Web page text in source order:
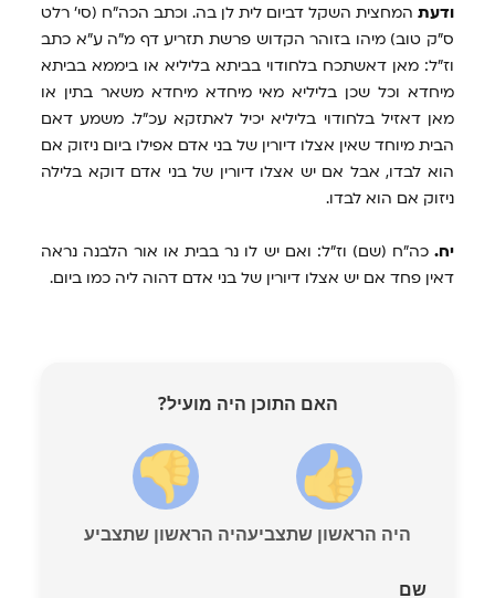
ודעת המחצית השקל דביום לית לן בה. וכתב הכה"ח (סי' רלט
ס"ק טוב) מיהו בזוהר הקדוש פרשת תזריע דף מ"ה ע"א כתב
וז"ל: מאן דאשתכח בלחודוי בביתא בליליא או ביממא בביתא
מיחדא וכל שכן בליליא מאי מיחדא מיחדא משאר בתין או
מאן דאזיל בלחודוי בליליא יכיל לאתזקא עכ"ל. משמע דאם
הבית מיוחד שאין אצלו דיורין של בני אדם אפילו ביום ניזוק אם
הוא לבדו, אבל אם יש אצלו דיורין של בני אדם דוקא בלילה
ניזוק אם הוא לבדו.
יח. כה"ח (שם) וז"ל: ואם יש לו נר בבית או אור הלבנה נראה
דאין פחד אם יש אצלו דיורין של בני אדם דהוה ליה כמו ביום.
האם התוכן היה מועיל?
היה הראשון שתצביעהיה הראשון שתצביע
שם